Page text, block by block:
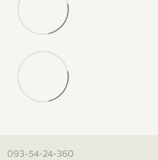
093-54-24-360